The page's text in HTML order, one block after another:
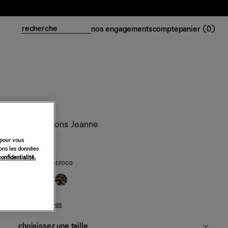
nos engagementscomptepanier (0)
Mules à talons Jeanne
298 €
amande effet croco
guide des tailles
vous
les données